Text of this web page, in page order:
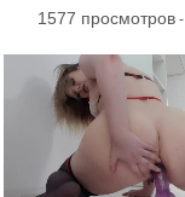
1577 просмотров-